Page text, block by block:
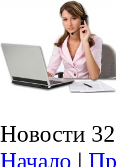
Новости
Начало |